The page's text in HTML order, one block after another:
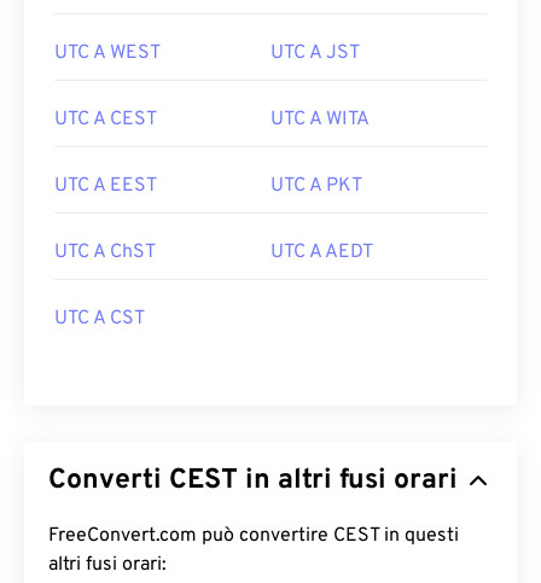
UTC A WEST UTC A JST
UTC A CEST UTC A WITA
UTC A EEST UTC A PKT
UTC A ChST UTC A AEDT
UTC A CST
Converti CEST in altri fusi orari
FreeConvert.com può convertire CEST in questi
altri fusi orari: